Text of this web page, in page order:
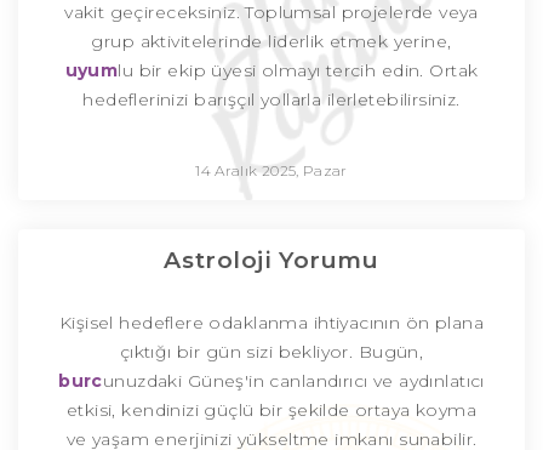
vakit geçireceksiniz. Toplumsal projelerde veya
grup aktivitelerinde liderlik etmek yerine,
uyumlu bir ekip üyesi olmayı tercih edin. Ortak
hedeflerinizi barışçıl yollarla ilerletebilirsiniz.
14 Aralık 2025, Pazar
Astroloji Yorumu
Kişisel hedeflere odaklanma ihtiyacının ön plana
çıktığı bir gün sizi bekliyor. Bugün,
burcunuzdaki Güneş'in canlandırıcı ve aydınlatıcı
etkisi, kendinizi güçlü bir şekilde ortaya koyma
ve yaşam enerjinizi yükseltme imkanı sunabilir.